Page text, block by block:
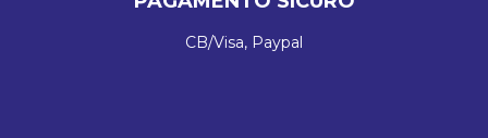
CB/Visa, Paypal